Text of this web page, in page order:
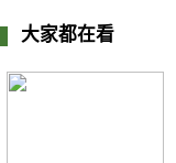
大家都在看